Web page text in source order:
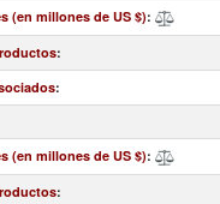
(en millones de US $):
:
:
(en millones de US $):
: